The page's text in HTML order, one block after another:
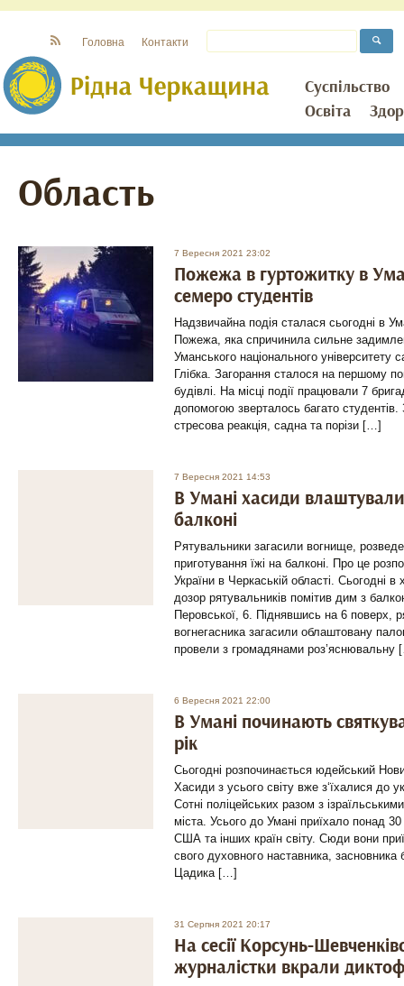
Суспільство
Освіта
Головна Контакти
Область
7 Вересня 2021 23:02
Пожежа в гуртожитку в
семеро студентів
Надзвичайна подія сталася сьогодні в
Пожежа, яка спричинила сильне
Уманського національного університету
Глібка. Загорання сталося на першому
будівлі. На місці події працювали 7
допомогою зверталось багато
стресова реакція, садна та порізи […]
7 Вересня 2021 14:53
В Умані хасиди
балконі
Рятувальники загасили вогнище,
приготування їжі на балконі. Про це
України в Черкаській області. Сьогодні
дозор рятувальників помітив дим з
Перовської, 6. Піднявшись на 6 поверх,
вогнегасника загасили облаштовану
провели з громадянами роз’яснювальну
6 Вересня 2021 22:00
В Умані починають
рік
Сьогодні розпочинається юдейський
Хасиди з усього світу вже з‘їхалися до
Сотні поліцейських разом з
міста. Усього до Умані приїхало понад
США та інших країн світу. Сюди вони
свого духовного наставника,
Цадика […]
31 Серпня 2021 20:17
На сесії Корсунь-
журналістки вкрали